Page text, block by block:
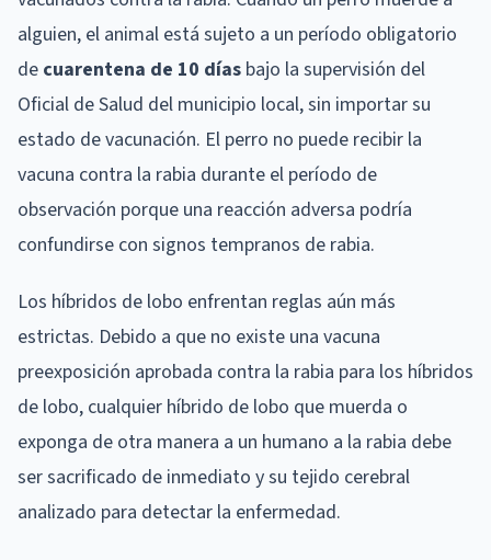
alguien, el animal está sujeto a un período obligatorio
de cuarentena de 10 días bajo la supervisión del
Oficial de Salud del municipio local, sin importar su
estado de vacunación. El perro no puede recibir la
vacuna contra la rabia durante el período de
observación porque una reacción adversa podría
confundirse con signos tempranos de rabia.
Los híbridos de lobo enfrentan reglas aún más
estrictas. Debido a que no existe una vacuna
preexposición aprobada contra la rabia para los híbridos
de lobo, cualquier híbrido de lobo que muerda o
exponga de otra manera a un humano a la rabia debe
ser sacrificado de inmediato y su tejido cerebral
analizado para detectar la enfermedad.